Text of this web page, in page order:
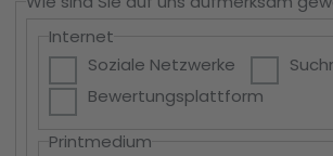
Internet
Soziale Netzwerke
Bewertungsplattform
Printmedium